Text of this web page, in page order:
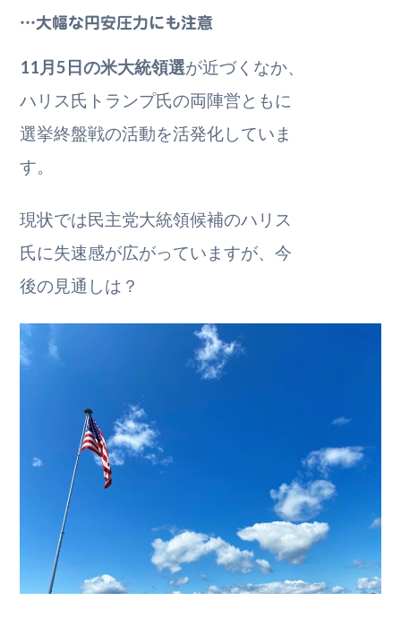
…大幅な円安圧力にも注意
11月5日の米大統領選が近づくなか、
ハリス氏トランプ氏の両陣営ともに
選挙終盤戦の活動を活発化していま
す。
現状では民主党大統領候補のハリス
氏に失速感が広がっていますが、今
後の見通しは？